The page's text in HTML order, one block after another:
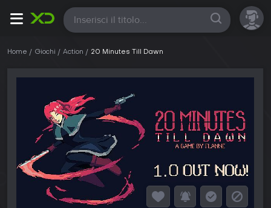
Tutte
Home Giochi Action 20 Minutes Till Dawn